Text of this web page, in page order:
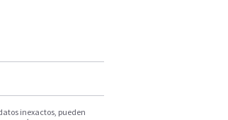
inexactos, pueden